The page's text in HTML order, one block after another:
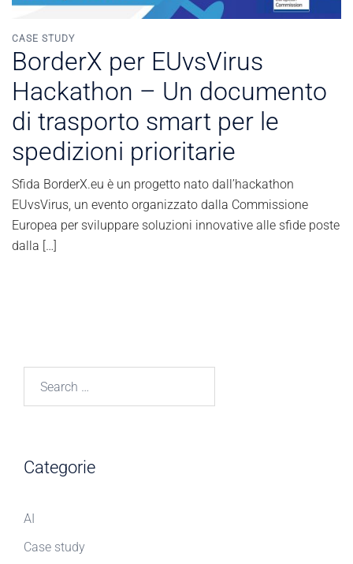
CASE STUDY
BorderX per EUvsVirus
Hackathon – Un documento
di trasporto smart per le
spedizioni prioritarie
Sfida BorderX.eu è un progetto nato dall’hackathon
EUvsVirus, un evento organizzato dalla Commissione
Europea per sviluppare soluzioni innovative alle sfide poste
dalla […]
Categorie
AI
Case study